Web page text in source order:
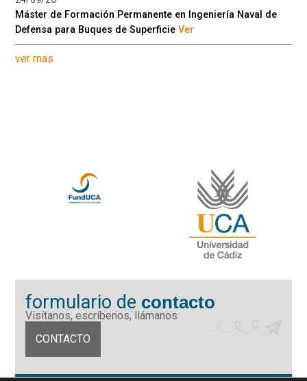
Máster de Formación Permanente en Ingeniería Naval de
Defensa para Buques de SuperficieVer
ver mas
formulario de contacto
Visítanos, escríbenos, llámanos
CONTACTO